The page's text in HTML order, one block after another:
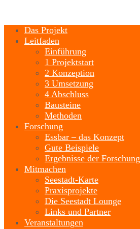
Das Projekt
Leitfaden
Einführung
1 Projektstart
2 Konzeption
3 Umsetzung
4 Abschluss
Bausteine
Methoden
Forschung
Essbar – das Konzept
Gute Beispiele
Ergebnisse der Forschung
Mitmachen
Seestadt-Karte
Praxisprojekte
Die Seestadt Lounge
Links und Partner
Veranstaltungen